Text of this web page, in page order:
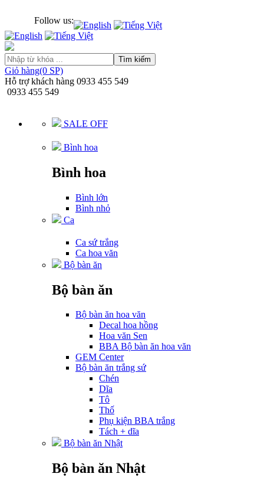
Follow us:
Tìm kiếm
Giỏ hàng(0 SP)
Hỗ trợ khách hàng 0933 455 549
0933 455 549
SALE OFF
Bình hoa
Bình hoa
Bình lớn
Bình nhỏ
Ca
Ca sứ trắng
Ca hoa văn
Bộ bàn ăn
Bộ bàn ăn
Bộ bàn ăn hoa văn
Decal hoa hồng
Hoa văn Sen
BBA Bộ bàn ăn hoa văn
GEM Center
Bộ bàn ăn trắng sứ
Chén
Dĩa
Tô
Thố
Phụ kiện BBA trắng
Tách + dĩa
Bộ bàn ăn Nhật
Bộ bàn ăn Nhật